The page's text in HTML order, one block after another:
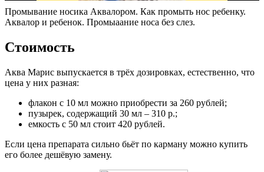
Промывание носика Аквалором. Как промыть нос ребенку.
Аквалор и ребенок. Промыаание носа без слез.
Стоимость
Аква Марис выпускается в трёх дозировках, естественно, что
цена у них разная:
флакон с 10 мл можно приобрести за 260 рублей;
пузырек, содержащий 30 мл – 310 р.;
емкость с 50 мл стоит 420 рублей.
Если цена препарата сильно бьёт по карману можно купить
его более дешёвую замену.